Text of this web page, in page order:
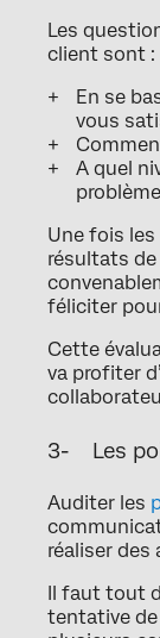
Les
client sont :
En se
vous
A quel
Une fois
résultats de
féliciter
Cette
va profiter
3- Les
Auditer les
réaliser des
Il faut tout
tentative